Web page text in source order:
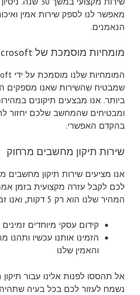
מאפשר לנו לספק שירות אמין
הנאמנים.
מומחיות מוסמכת של Microsoft
שמבטיח שהשירות שאנו מספקים
ביותר. אנו מבצעים תיקונים
ומבטיחים שהמחשב שלכם יחזור
בהקדם האפשרי.
שירות תיקון מחשבים מרחוק
אנו מציעים שירות תיקון
לכם לקבל עזרה מקצועית בזמן
המהיר שלנו הוא רק 5 דקות, ואנו זמינים לכם בכל עת.
קידום עסקי מיוחדים
הזמינו אותנו עכשיו ותהנו
והאמין שלנו
אל תהססו לפנות אלינו עבור
נשמח לעזור לכם בכל בעיה שתהיה